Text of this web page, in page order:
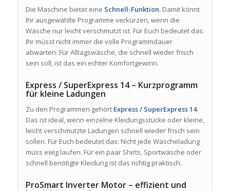
Die Maschine bietet eine Schnell-Funktion. Damit könnt
Ihr ausgewählte Programme verkürzen, wenn die
Wäsche nur leicht verschmutzt ist. Für Euch bedeutet das:
Ihr müsst nicht immer die volle Programmdauer
abwarten. Für Alltagswäsche, die schnell wieder frisch
sein soll, ist das ein echter Komfortgewinn.
Express / SuperExpress 14 – Kurzprogramm
für kleine Ladungen
Zu den Programmen gehört Express / SuperExpress 14.
Das ist ideal, wenn einzelne Kleidungsstücke oder kleine,
leicht verschmutzte Ladungen schnell wieder frisch sein
sollen. Für Euch bedeutet das: Nicht jede Wäscheladung
muss ewig laufen. Für ein paar Shirts, Sportwäsche oder
schnell benötigte Kleidung ist das richtig praktisch.
ProSmart Inverter Motor – effizient und